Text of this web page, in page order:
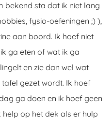
bekend sta dat ik niet lang
fysio-oefeningen ;) ),
aan boord. Ik hoef niet
ga eten of wat ik ga
en zie dan wel wat
gezet wordt. Ik hoef
ga doen en ik hoef geen
op het dek als er hulp